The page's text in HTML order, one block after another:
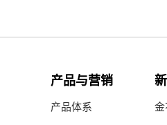
产品与营销
产品体系 金